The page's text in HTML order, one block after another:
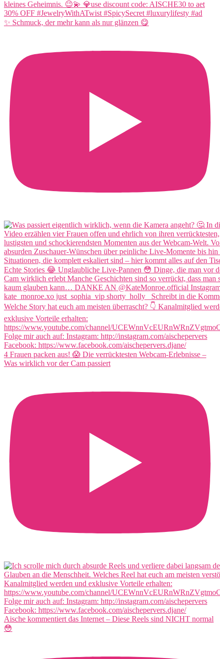
✨ Schmuck, der mehr kann als nur glänzen 😋
4 Frauen packen aus! 😱 Die verrücktesten Webcam-Erlebnisse –
Was wirklich vor der Cam passiert
Aische kommentiert das Internet – Diese Reels sind NICHT normal
😳